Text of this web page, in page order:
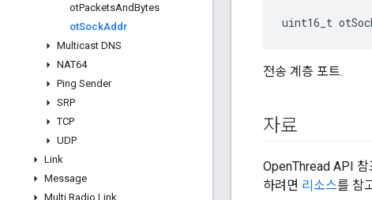
otPacketsAndBytes
otSockAddr
Multicast DNS
NAT64
Ping Sender
SRP
TCP
UDP
Link
Message
Multi Radio Link
uint16_t
전송 계층 포트.
자료
OpenThread API 참
하려면 리소스를 참